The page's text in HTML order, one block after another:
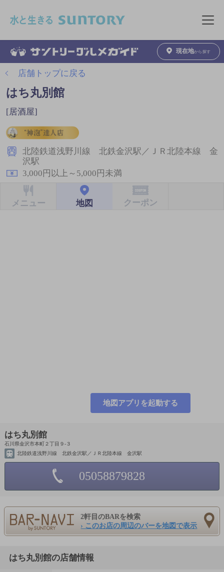
メニュ
現在地から探す
店舗トップに戻る
はち丸別館
[居酒屋]
北陸鉄道浅野川線 北鉄金沢駅／ＪＲ北陸本線 金
沢駅
3,000円以上～5,000円未満
メニュー 地図 クーポン
地図アプリを起動する
はち丸別館
石川県金沢市本町２丁目９-３
北陸鉄道浅野川線 北鉄金沢駅／ＪＲ北陸本線 金沢駅
05058879828
2軒目のBARを検索
› このお店の周辺のバーを地図で表示
はち丸別館の店舗情報